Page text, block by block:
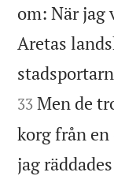
om: När jag
Aretas
33 Men de
korg från
jag